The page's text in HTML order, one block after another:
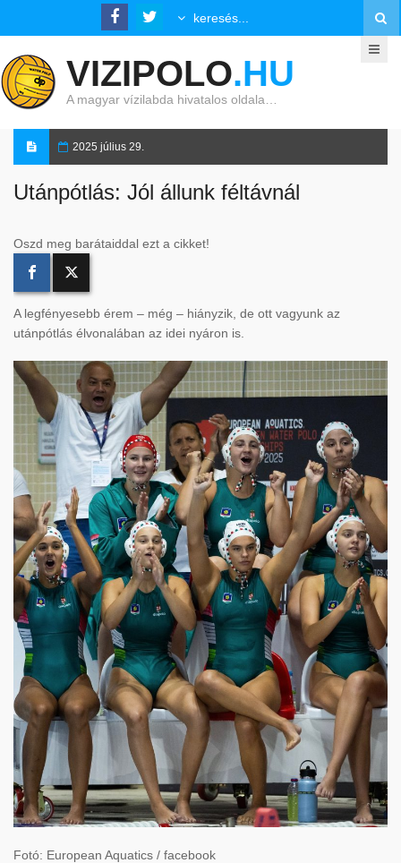
VIZIPOLO.HU
A magyar vízilabda hivatalos oldala…
2025 július 29.
Utánpótlás: Jól állunk féltávnál
Oszd meg barátaiddal ezt a cikket!
A legfényesebb érem – még – hiányzik, de ott vagyunk az
utánpótlás élvonalában az idei nyáron is.
Fotó: European Aquatics / facebook